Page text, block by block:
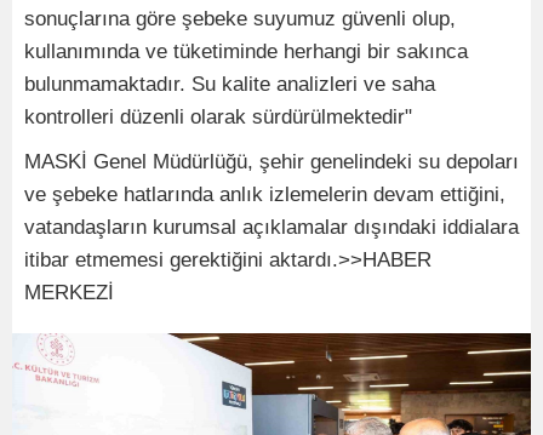
sonuçlarına göre şebeke suyumuz güvenli olup,
kullanımında ve tüketiminde herhangi bir sakınca
bulunmamaktadır. Su kalite analizleri ve saha
kontrolleri düzenli olarak sürdürülmektedir"
MASKİ Genel Müdürlüğü, şehir genelindeki su depoları
ve şebeke hatlarında anlık izlemelerin devam ettiğini,
vatandaşların kurumsal açıklamalar dışındaki iddialara
itibar etmemesi gerektiğini aktardı.>>HABER
MERKEZİ